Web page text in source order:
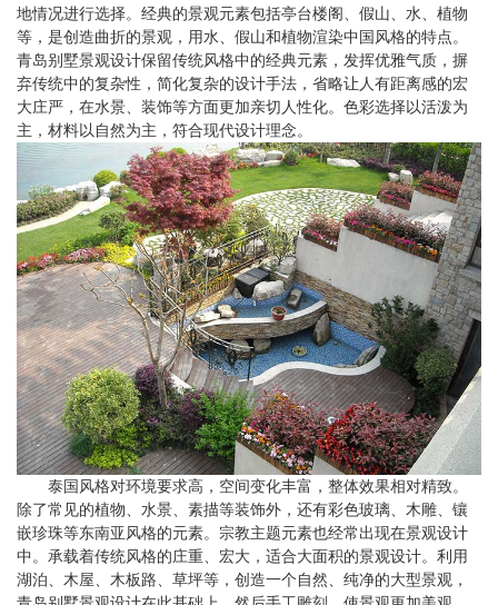
地情况进行选择。经典的景观元素包括亭台楼阁、假山、水、植物
等，是创造曲折的景观，用水、假山和植物渲染中国风格的特点。
青岛别墅景观设计保留传统风格中的经典元素，发挥优雅气质，摒
弃传统中的复杂性，简化复杂的设计手法，省略让人有距离感的宏
大庄严，在水景、装饰等方面更加亲切人性化。色彩选择以活泼为
主，材料以自然为主，符合现代设计理念。
泰国风格对环境要求高，空间变化丰富，整体效果相对精致。
除了常见的植物、水景、素描等装饰外，还有彩色玻璃、木雕、镶
嵌珍珠等东南亚风格的元素。宗教主题元素也经常出现在景观设计
中。承载着传统风格的庄重、宏大，适合大面积的景观设计。利用
湖泊、木屋、木板路、草坪等，创造一个自然、纯净的大型景观，